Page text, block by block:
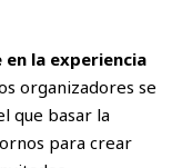
la experiencia
organizadores se
que basar la
para crear